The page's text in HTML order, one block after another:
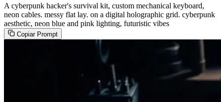
A cyberpunk hacker's survival kit, custom mechanical keyboard,
neon cables. messy flat lay. on a digital holographic grid. cyberpunk
aesthetic, neon blue and pink lighting, futuristic vibes
Copiar Prompt